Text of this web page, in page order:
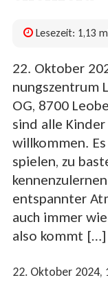
Lesezeit: 1,13
22. Oktober
nungs­zen­trum
OG, 8700
sind alle Kinder
willkommen.
spielen, zu
entspannter
auch immer
also kommt […]
22. Oktober 2024,